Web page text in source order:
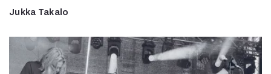
Jukka Takalo